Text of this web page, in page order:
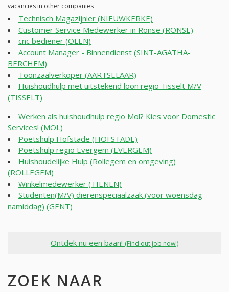
vacancies in other companies
Technisch Magazijnier (NIEUWKERKE)
Customer Service Medewerker in Ronse (RONSE)
cnc bediener (OLEN)
Account Manager - Binnendienst (SINT-AGATHA-
BERCHEM)
Toonzaalverkoper (AARTSELAAR)
Huishoudhulp met uitstekend loon regio Tisselt M/V
(TISSELT)
Werken als huishoudhulp regio Mol? Kies voor Domestic
Services! (MOL)
Poetshulp Hofstade (HOFSTADE)
Poetshulp regio Evergem (EVERGEM)
Huishoudelijke Hulp (Rollegem en omgeving)
(ROLLEGEM)
Winkelmedewerker (TIENEN)
Studenten(M/V) dierenspeciaalzaak (voor woensdag
namiddag) (GENT)
Ontdek nu een baan! (Find out job now!)
ZOEK NAAR